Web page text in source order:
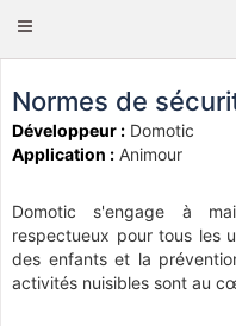
Toggle
Normes de
Développeur : Domotic
Application : Animour
Domotic s'engage à
respectueux pour tous les
des enfants et la
activités nuisibles sont au